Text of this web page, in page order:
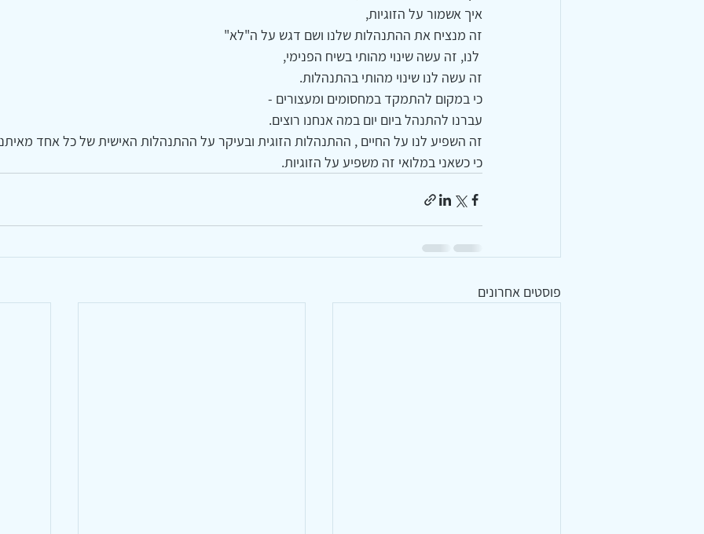
איך אשמור על הזוגיות,
זה מנציח את ההתנהלות שלנו ושם דגש על ה"לא"
זה עשה לנו שינוי מהותי בהתנהלות.
כי במקום להתמקד במחסומים ומעצורים -
עברנו להתנהל ביום יום במה אנחנו רוצים.
זה השפיע לנו על החיים , ההתנהלות הזוגית ובעיקר על ההתנהלות האישית של כל אחד
כי כשאני במלואי זה משפיע על הזוגיות.
פוסטים אחרונים